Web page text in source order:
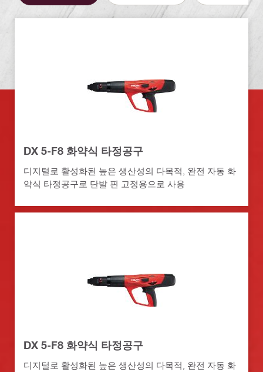
DX 5-F8 화약식 타정공구
디지털로 활성화된 높은 생산성의 다목적, 완전 자동 화
약식 타정공구로 단발 핀 고정용으로 사용
DX 5-F8 화약식 타정공구
디지털로 활성화된 높은 생산성의 다목적, 완전 자동 화